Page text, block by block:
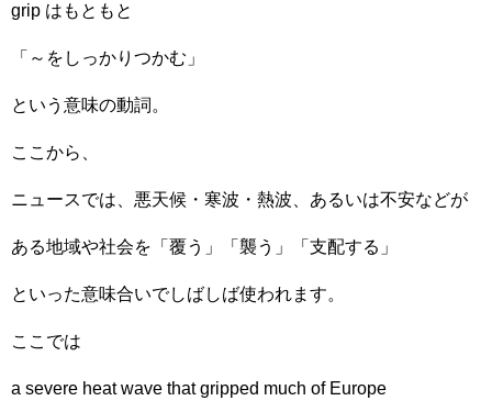
grip はもともと
「～をしっかりつかむ」
という意味の動詞。
ここから、
ニュースでは、悪天候・寒波・熱波、あるいは不安などが
ある地域や社会を「覆う」「襲う」「支配する」
といった意味合いでしばしば使われます。
ここでは
a severe heat wave that gripped much of Europe